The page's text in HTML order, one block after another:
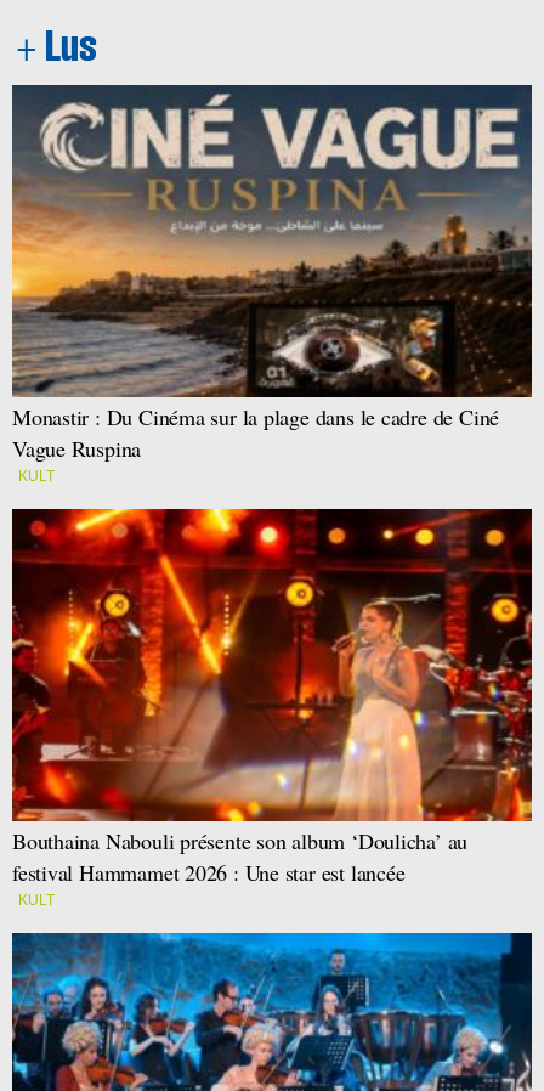
Monastir : Du Cinéma sur la plage dans le cadre de Ciné
Vague Ruspina
KULT
Bouthaina Nabouli présente son album ‘Doulicha’ au
festival Hammamet 2026 : Une star est lancée
KULT